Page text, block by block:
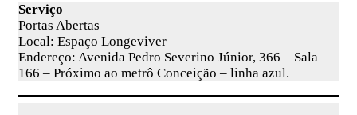
Serviço
Portas Abertas
Local: Espaço Longeviver
Endereço: Avenida Pedro Severino Júnior, 366 – Sala
166 – Próximo ao metrô Conceição – linha azul.